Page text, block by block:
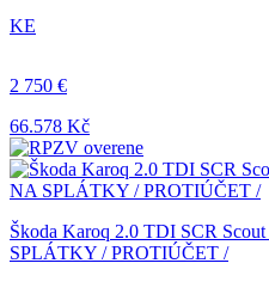
KE
2 750 €
66.578 Kč
Škoda Karoq 2.0 TDI SCR
SPLÁTKY / PROTIÚČET /